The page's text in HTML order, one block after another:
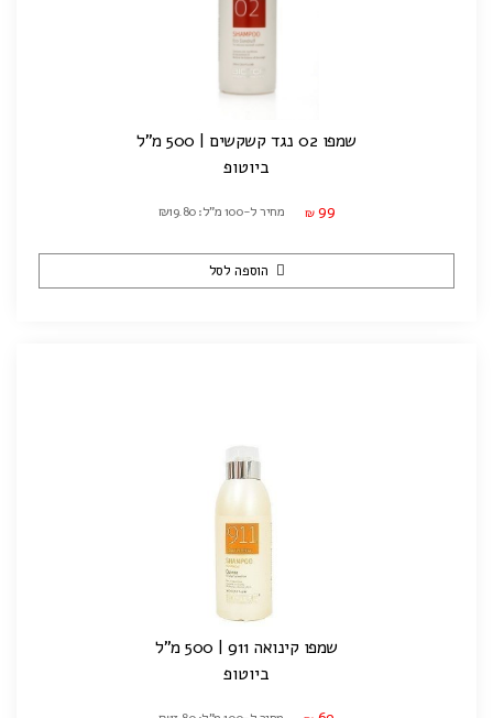
שמפו 02 נגד קשקשים | 500 מ"ל
ביוטופ
₪ 99 מחיר ל-100 מ"ל: ₪19.80
הוספה לסל
שמפו קינואה 911 | 500 מ"ל
ביוטופ